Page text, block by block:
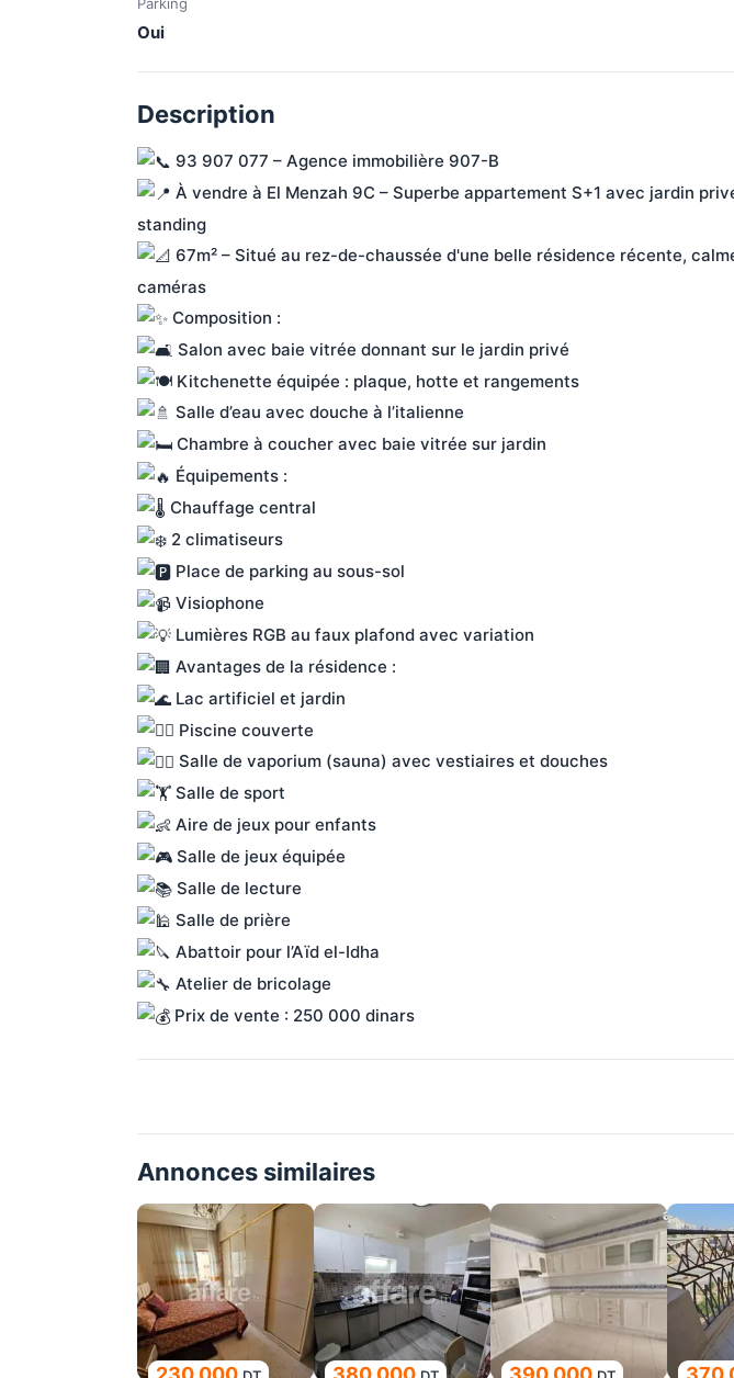
Oui
Description
93 907 077 – Agence immobilière 907-B
À vendre à El Menzah 9C – Superbe appartement S+1 avec jardin
standing
67m² – Situé au rez-de-chaussée d'une belle résidence récente,
caméras
Composition :
Salon avec baie vitrée donnant sur le jardin privé
Kitchenette équipée : plaque, hotte et rangements
Salle d’eau avec douche à l’italienne
Chambre à coucher avec baie vitrée sur jardin
Équipements :
Chauffage central
2 climatiseurs
Place de parking au sous-sol
Visiophone
Lumières RGB au faux plafond avec variation
Avantages de la résidence :
Lac artificiel et jardin
Piscine couverte
Salle de vaporium (sauna) avec vestiaires et douches
Salle de sport
Aire de jeux pour enfants
Salle de jeux équipée
Salle de lecture
Salle de prière
Abattoir pour l’Aïd el-Idha
Atelier de bricolage
Prix de vente : 250 000 dinars
Annonces similaires